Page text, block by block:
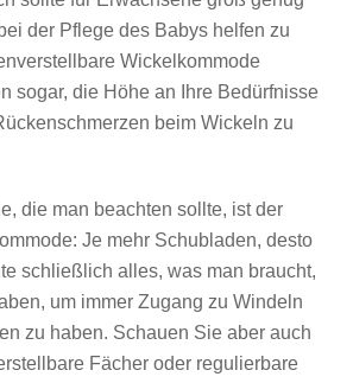
der Pflege des Babys helfen zu
Wickelkommode
sogar, die Höhe an Ihre Bedürfnisse
beim Wickeln zu
die man beachten sollte, ist der
Je mehr Schubladen, desto
schließlich alles, was man braucht,
um immer Zugang zu Windeln
zu haben. Schauen Sie aber auch
Fächer oder regulierbare